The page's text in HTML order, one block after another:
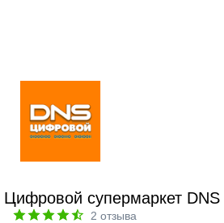
Цифровой супермаркет DNS
2 отзыва